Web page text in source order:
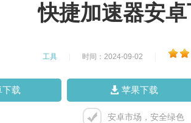
快捷加速器安
工具 时间：2024-09-02
下载 苹果下载
安卓市场，安全绿色